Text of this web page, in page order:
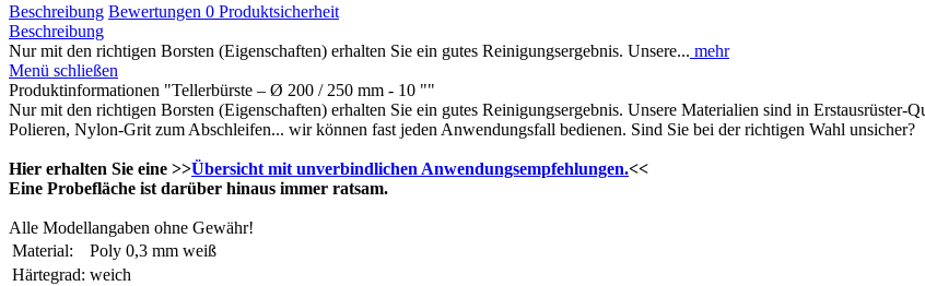
Beschreibung Bewertungen 0 Produktsicherheit
Beschreibung
Nur mit den richtigen Borsten (Eigenschaften) erhalten Sie ein gutes Reinigungsergebnis. Unsere... mehr
Menü schließen
Produktinformationen "Tellerbürste – Ø 200 / 250 mm - 10 ""
Nur mit den richtigen Borsten (Eigenschaften) erhalten Sie ein gutes Reinigungsergebnis. Unsere Materialien sind in Erstausrüster-
Polieren, Nylon-Grit zum Abschleifen... wir können fast jeden Anwendungsfall bedienen. Sind Sie bei der richtigen Wahl unsicher?
Hier erhalten Sie eine >>Übersicht mit unverbindlichen Anwendungsempfehlungen.<<
Eine Probefläche ist darüber hinaus immer ratsam.
Alle Modellangaben ohne Gewähr!
Material:
Poly 0,3 mm weiß
Härtegrad: weich